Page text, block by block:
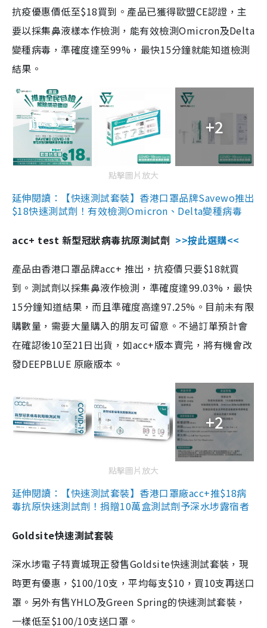
抗疫優惠價低至$18買到。產品已獲得歐盟CE認證，主
要以採集鼻液樣本作檢測，能有效檢測Omicron及Delta
變種病毒，準確度達至99%，最快15分鐘就能知道檢測
結果。
+2
點擊圖片放大
延伸閱讀：【快速測試套裝】香港口罩品牌Savewo推出
$18快速測試劑！有效檢測Omicron、Delta變種病毒
acc+ test 新型冠狀病毒抗原測試劑 >>按此選購<<
產品由香港口罩品牌acc+ 推出，抗疫價只要$18就買
到。測試劑以採集鼻液作檢測，準確度達99.03%，最快
15分鐘知道結果，而且準確度高達97.25%。目前未有限
購數量，需要大量購入的朋友可留意。不過訂單預計會
在確認後10至21日出貨，如acc+版本賣完，將有機會改
發DEEPBLUE 原廠版本。
+2
點擊圖片放大
延伸閱讀：【快速測試套裝】香港口罩廠acc+推$18病
毒抗原快速測試劑！捐贈10萬盒測試劑予深水埗露宿者
Goldsite快速測試套裝
深水埗電子特賣城現正發售Goldsite快速測試套裝，現
時更有優惠，$100/10支，平均每支$10，買10支再送口
罩。另外有售YHLO及Green Spring的快速測試套裝，
一樣低至$100/10支送口罩。